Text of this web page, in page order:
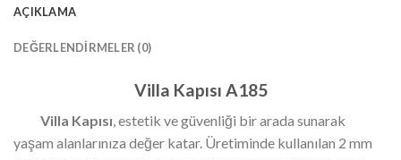
AÇIKLAMA
DEĞERLENDIRMELER (0)
Villa Kapısı A185
Villa Kapısı, estetik ve güvenliği bir arada sunarak
yaşam alanlarınıza değer katar. Üretiminde kullanılan 2 mm